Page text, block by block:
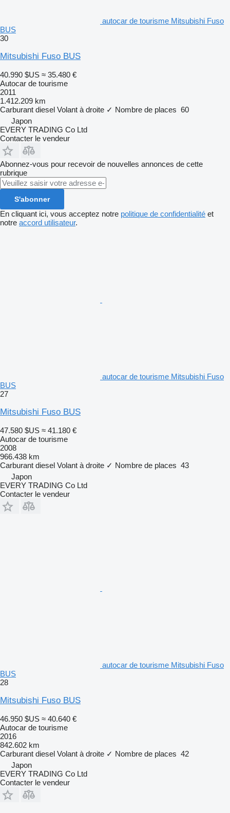
autocar de tourisme Mitsubishi Fuso
BUS
30
Mitsubishi Fuso BUS
40.990 $US ≈ 35.480 €
Autocar de tourisme
2011
1.412.209 km
Carburant diesel Volant à droite ✓ Nombre de places 60
Japon
EVERY TRADING Co Ltd
Contacter le vendeur
Abonnez-vous pour recevoir de nouvelles annonces de cette
rubrique
S'abonner
En cliquant ici, vous acceptez notre politique de confidentialité et
notre accord utilisateur.
autocar de tourisme Mitsubishi Fuso
BUS
27
Mitsubishi Fuso BUS
47.580 $US ≈ 41.180 €
Autocar de tourisme
2008
966.438 km
Carburant diesel Volant à droite ✓ Nombre de places 43
Japon
EVERY TRADING Co Ltd
Contacter le vendeur
autocar de tourisme Mitsubishi Fuso
BUS
28
Mitsubishi Fuso BUS
46.950 $US ≈ 40.640 €
Autocar de tourisme
2016
842.602 km
Carburant diesel Volant à droite ✓ Nombre de places 42
Japon
EVERY TRADING Co Ltd
Contacter le vendeur